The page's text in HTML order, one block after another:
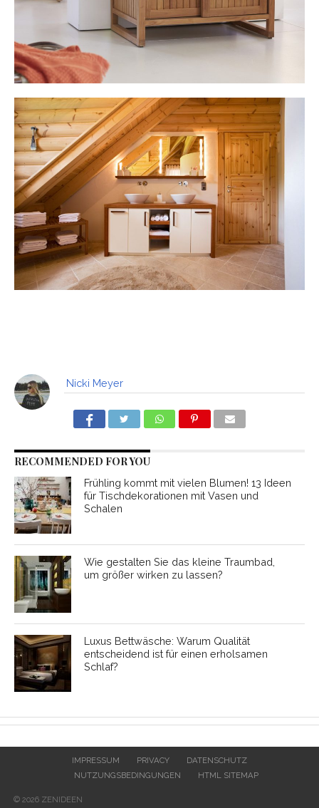
Nicki Meyer
RECOMMENDED FOR YOU
Frühling kommt mit vielen Blumen! 13 Ideen
für Tischdekorationen mit Vasen und
Schalen
Wie gestalten Sie das kleine Traumbad,
um größer wirken zu lassen?
Luxus Bettwäsche: Warum Qualität
entscheidend ist für einen erholsamen
Schlaf?
IMPRESSUM PRIVACY
DATENSCHUTZ
NUTZUNGSBEDINGUNGEN
HTML SITEMAP
© 2026 ZENIDEEN